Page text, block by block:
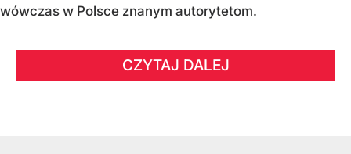
wówczas w Polsce znanym autorytetom.
CZYTAJ DALEJ